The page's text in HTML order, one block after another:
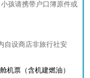
孩请携带户口簿原件或
自设商店非旅行社安
机票（含机建燃油）